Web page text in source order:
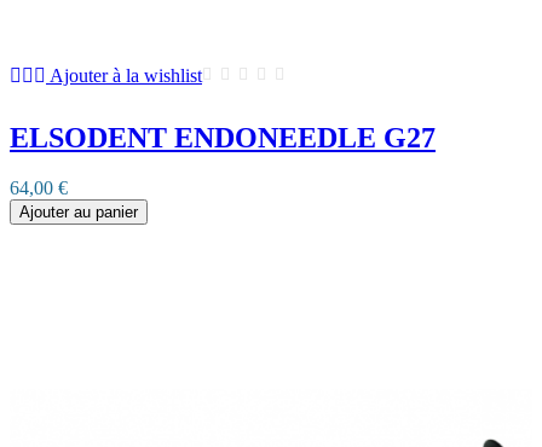
Ajouter à la wishlist
ELSODENT ENDONEEDLE G27
64,00 €
Ajouter au panier